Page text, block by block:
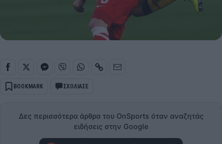
BOOKMARK ΣΧΟΛΙΑΣΕ
Δες περισσότερα άρθρα του OnSports όταν αναζητάς
ειδήσεις στην Google